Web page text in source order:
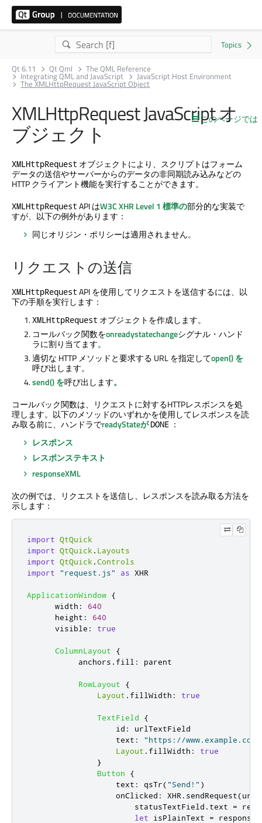
Qt 6.11 Qt Qml The QML Reference
Integrating QML and JavaScript JavaScript Host Environment
The XMLHttpRequest JavaScript Object
このページでは
XMLHttpRequest JavaScript オ
ブジェクト
XMLHttpRequest オブジェクトにより、スクリプトはフォーム
データの送信やサーバーからのデータの非同期読み込みなどの
HTTP クライアント機能を実行することができます。
XMLHttpRequest API はW3C XHR Level 1 標準の部分的な実装で
すが、以下の例外があります：
同じオリジン・ポリシーは適用されません。
リクエストの送信
XMLHttpRequest API を使用してリクエストを送信するには、以
下の手順を実行します：
XMLHttpRequest オブジェクトを作成します。
コールバック関数をonreadystatechangeシグナル・ハンド
ラに割り当てます。
適切な HTTP メソッドと要求する URL を指定してopen() を
呼び出します。
send() を呼び出します。
コールバック関数は、リクエストに対するHTTPレスポンスを処
理します。以下のメソッドのいずれかを使用してレスポンスを読
み取る前に、ハンドラでreadyStateが DONE ：
レスポンス
レスポンステキスト
responseXML
次の例では、リクエストを送信し、レスポンスを読み取る方法を
示します：
import QtQuick
import QtQuick . Layouts
import QtQuick .Controls
import
"request.js" as XHR
ApplicationWindow {
width :
640
height :
640
visible : true
ColumnLayout
{
anchors . fill : parent
RowLayout
{
Layout . fillWidth : true
TextField
{
id :
urlTextField
text :
"https://
Layout . fillWidth :
true
}
Button
{
text : qsTr("Send!" )
onClicked : XHR . sendRequest(
statusTextField . text =
let isPlainText = response